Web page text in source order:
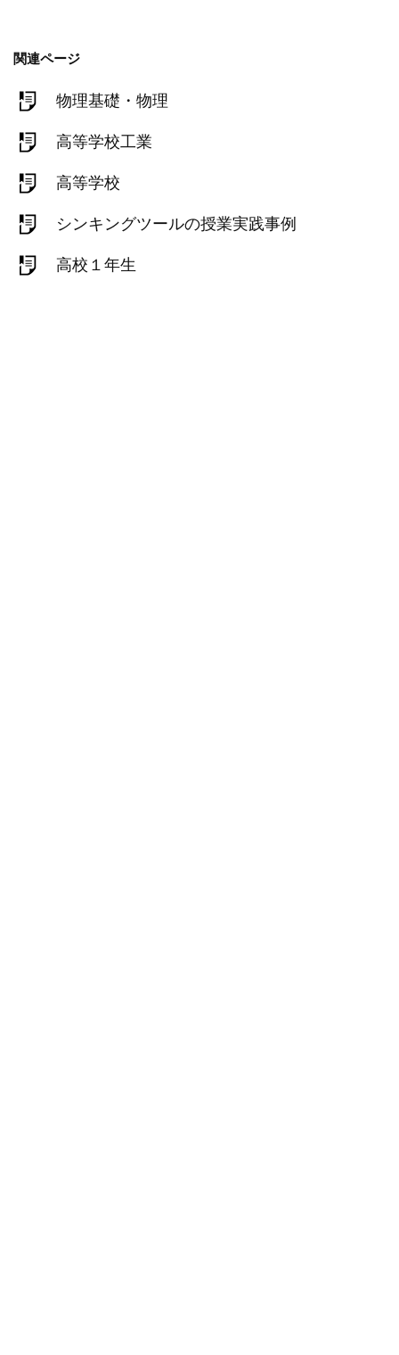
関連ページ
物理基礎・物理
高等学校工業
高等学校
シンキングツールの授業実践事例
高校１年生